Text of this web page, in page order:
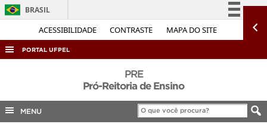
ACESSIBILIDADE CONTRASTE MAPA DO SITE
BRASIL
Simplifique!
Acesso à informação
Legislação
Canais
PORTAL UFPEL
COBALTO
PRE
Pró-Reitoria de Ensino
MENU